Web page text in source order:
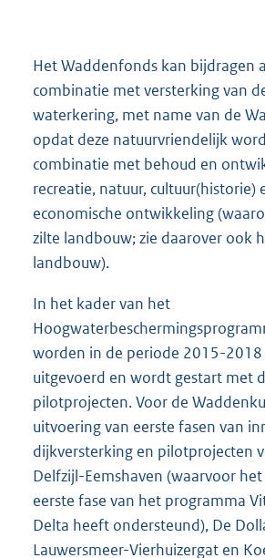
Het Waddenfonds kan bijdragen
combinatie met versterking van
waterkering, met name van de
opdat deze natuurvriendelijk
combinatie met behoud en
recreatie, natuur, cultuur(historie)
economische ontwikkeling
zilte landbouw; zie daarover ook
landbouw).
In het kader van het
worden in de periode 2015-
uitgevoerd en wordt gestart met
pilotprojecten. Voor de
uitvoering van eerste fasen van
dijkversterking en pilotprojecten
Delfzijl-Eemshaven (waarvoor
eerste fase van het programma
Delta heeft ondersteund), De
Lauwersmeer-Vierhuizergat en